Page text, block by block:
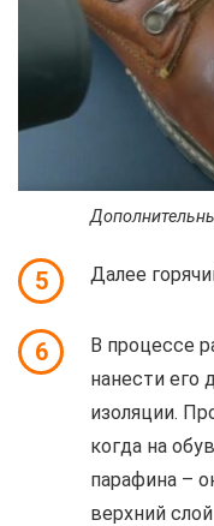
5 Далее
6
В процессе
нанести его
изоляции.
когда на
парафина –
верхний